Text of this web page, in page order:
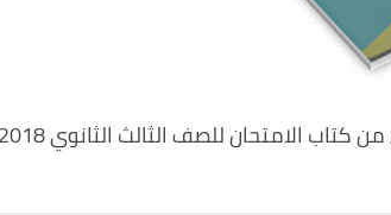
الامتحان للصف الثالث الثانوي 2018